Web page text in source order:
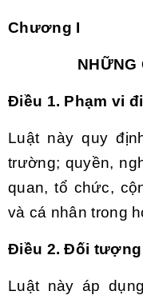
Chương I
NHỮNG
Điều 1. Phạm vi
Luật này quy
trường; quyền,
quan, tổ chức,
và cá nhân trong
Điều 2. Đối tượng
Luật này áp